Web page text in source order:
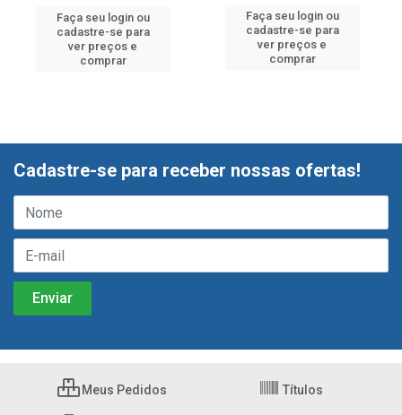
Faça seu login ou
cadastre-se para
ver preços e
comprar
Faça seu login ou
cadastre-se para
ver preços e
comprar
Cadastre-se para receber nossas ofertas!
Meus Pedidos Títulos